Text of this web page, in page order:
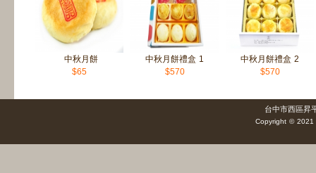
中秋月餅
$65
中秋月餅禮盒 1
$570
中秋月餅禮盒 2
$570
台中市西區昇
Copyright © 2021